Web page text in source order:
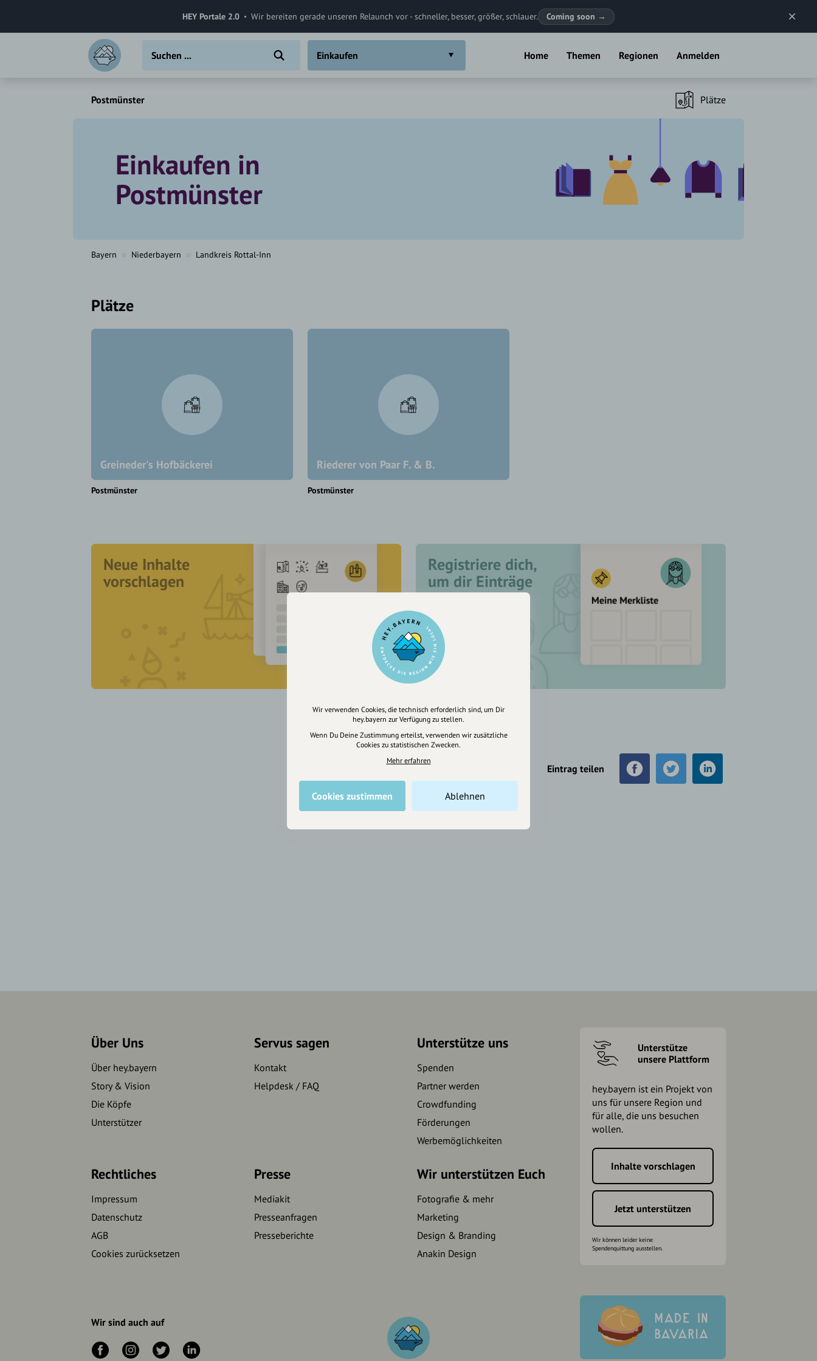
HEY Portale 2.0 Wir bereiten gerade unseren Relaunch vor - schneller, besser, größer, schlauer. Coming soon →
Home Themen Regionen Anmelden
Einkaufen
Postmünster Plätze
Einkaufen in
Postmünster
Bayern Niederbayern Landkreis Rottal-Inn
Plätze
Greineder's Hofbäckerei
Postmünster
Riederer von Paar F. & B.
Postmünster
Neue Inhalte
vorschlagen
Registriere dich,
um dir Einträge
zu merken
Eintrag teilen
Über Uns
Über hey.bayern
Story & Vision
Die Köpfe
Unterstützer
Servus sagen
Kontakt
Helpdesk / FAQ
Unterstütze uns
Spenden
Partner werden
Crowdfunding
Förderungen
Werbemöglichkeiten
Rechtliches
Impressum
Datenschutz
AGB
Cookies zurücksetzen
Presse
Mediakit
Presseanfragen
Presseberichte
Wir unterstützen Euch
Fotografie & mehr
Marketing
Design & Branding
Anakin Design
Unterstütze
unsere Plattform
hey.bayern ist ein Projekt von
uns für unsere Region und
für alle, die uns besuchen
wollen.
Inhalte vorschlagen
Jetzt unterstützen
Wir können leider keine
Spendenquittung ausstellen.
Wir sind auch auf
Wir verwenden Cookies, die technisch erforderlich sind, um Dir
hey.bayern zur Verfügung zu stellen.
Wenn Du Deine Zustimmung erteilst, verwenden wir zusätzliche
Cookies zu statistischen Zwecken.
Mehr erfahren
Cookies zustimmen Ablehnen